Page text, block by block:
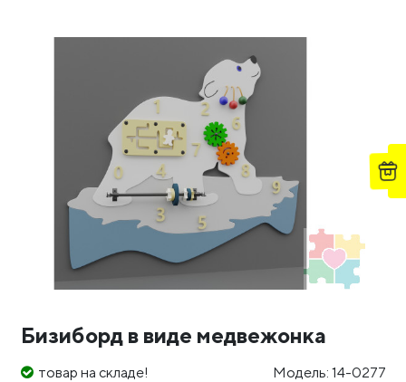
Бизиборд в виде медвежонка
товар на складе! Модель: 14-0277